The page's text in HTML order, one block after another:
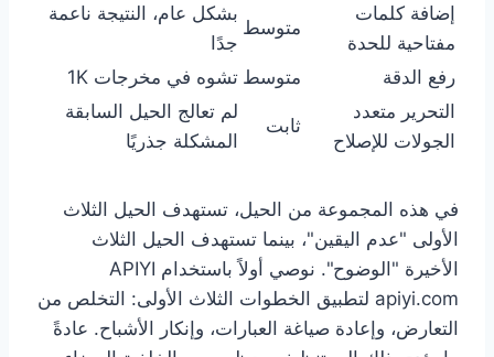
إضافة كلمات
مفتاحية للحدة
متوسط
بشكل عام، النتيجة ناعمة
جدًا
رفع الدقة
متوسط تشوه في مخرجات 1K
التحرير متعدد
الجولات للإصلاح
ثابت
لم تعالج الحيل السابقة
المشكلة جذريًا
في هذه المجموعة من الحيل، تستهدف الحيل الثلاث
الأولى "عدم اليقين"، بينما تستهدف الحيل الثلاث
الأخيرة "الوضوح". نوصي أولاً باستخدام APIYI
apiyi.com لتطبيق الخطوات الثلاث الأولى: التخلص من
التعارض، وإعادة صياغة العبارات، وإنكار الأشباح. عادةً